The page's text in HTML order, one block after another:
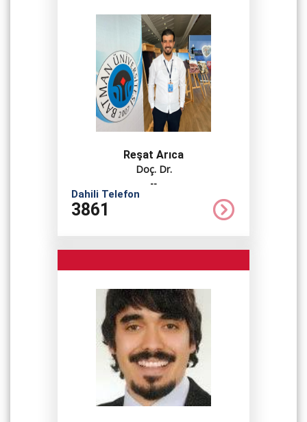
Reşat Arıca
Doç. Dr.
--
Dahili Telefon
3861